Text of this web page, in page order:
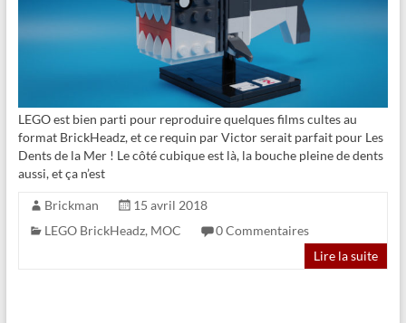
LEGO est bien parti pour reproduire quelques films cultes au
format BrickHeadz, et ce requin par Victor serait parfait pour Les
Dents de la Mer ! Le côté cubique est là, la bouche pleine de dents
aussi, et ça n’est
Brickman
15 avril 2018
LEGO BrickHeadz, MOC
0 Commentaires
Lire la suite